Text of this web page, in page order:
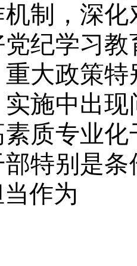
制，深
纪学习
大政策
实施中出
质专业
特别是
作为